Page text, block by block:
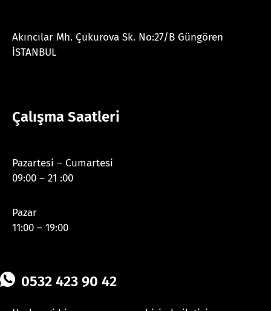
Akıncılar Mh. Çukurova Sk. No:27/B Güngören
İSTANBUL
Çalışma Saatleri
Pazartesi – Cumartesi
09:00 – 21 :00
Pazar
11:00 – 19:00
0532 423 90 42